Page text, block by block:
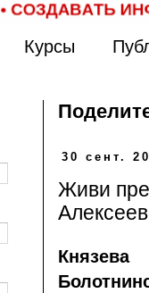
Курсы
30 сент.
Живи